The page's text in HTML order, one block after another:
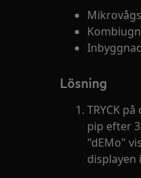
Kombiugn
Lösning
TRYCK
pip efter
"dEMo"
displayen